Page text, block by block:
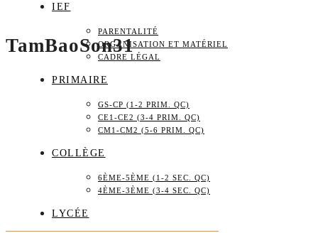
IEF
PARENTALITÉ
ORGANISATION ET MATÉRIEL
CADRE LÉGAL
PRIMAIRE
GS-CP (1-2 PRIM. QC)
CE1-CE2 (3-4 PRIM. QC)
CM1-CM2 (5-6 PRIM. QC)
COLLÈGE
6ÈME-5ÈME (1-2 SEC. QC)
4ÈME-3ÈME (3-4 SEC. QC)
LYCÉE
TamBaoSon31